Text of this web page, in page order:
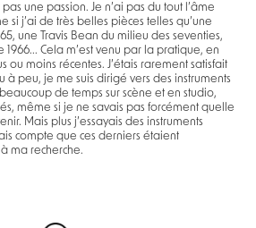
une passion. Je n’ai pas du tout l’âme
si j’ai de très belles pièces telles qu’une
une Travis Bean du milieu des seventies,
Cela m’est venu par la pratique, en
ou moins récentes. J’étais rarement satisfait
à peu, je me suis dirigé vers des instruments
de temps sur scène et en studio,
même si je ne savais pas forcément quelle
Mais plus j’essayais des instruments
compte que ces derniers étaient
ma recherche.